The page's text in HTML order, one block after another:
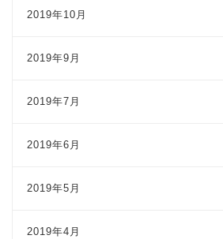
2019年10月
2019年9月
2019年7月
2019年6月
2019年5月
2019年4月